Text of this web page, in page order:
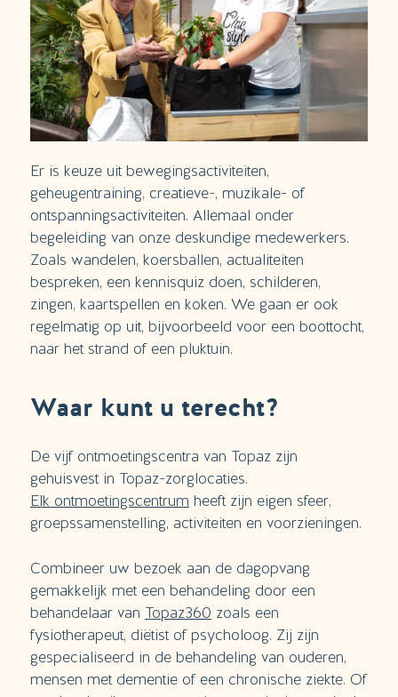
Er is keuze uit bewegingsactiviteiten,
geheugentraining, creatieve-, muzikale- of
ontspanningsactiviteiten. Allemaal onder
begeleiding van onze deskundige medewerkers.
Zoals wandelen, koersballen, actualiteiten
bespreken, een kennisquiz doen, schilderen,
zingen, kaartspellen en koken. We gaan er ook
regelmatig op uit, bijvoorbeeld voor een boottocht,
naar het strand of een pluktuin.
Waar kunt u terecht?
De vijf ontmoetingscentra van Topaz zijn
gehuisvest in Topaz-zorglocaties.
Elk ontmoetingscentrum heeft zijn eigen sfeer,
groepssamenstelling, activiteiten en voorzieningen.
Combineer uw bezoek aan de dagopvang
gemakkelijk met een behandeling door een
behandelaar van Topaz360 zoals een
fysiotherapeut, diëtist of psycholoog. Zij zijn
gespecialiseerd in de behandeling van ouderen,
mensen met dementie of een chronische ziekte. Of